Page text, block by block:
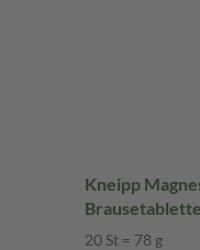
Kneipp
20 St = 78 g